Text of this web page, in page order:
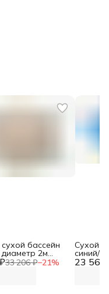
33 206 ₽−21%
бассейн
2м
DNN 23 560
Сухой
синий/